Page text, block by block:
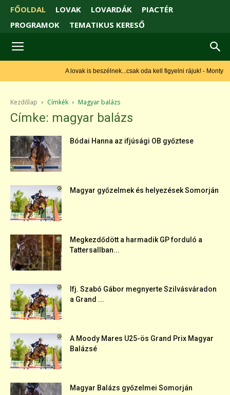
FŐOLDAL LOVAK LOVARDÁK
PIACTÉR
PROGRAMOK
TEMATIKUS KERESŐ
A lovak is beszélnek...csak oda kell figyelni rájuk! - Monty
Kezdőlap Címkék Magyar balázs
Címke: magyar balázs
Bódai Hanna az ifjúsági OB győztese
Magyar győzelmek és helyezések Somorján
Megkezdődött a harmadik GP forduló a
Tattersallban...
Ifj. Szabó Gábor megnyerte Szilvásváradon
a Grand ...
A Moody Mares U25-ös Grand Prix Magyar
Balázsé
Magyar Balázs győzelmei Somorján